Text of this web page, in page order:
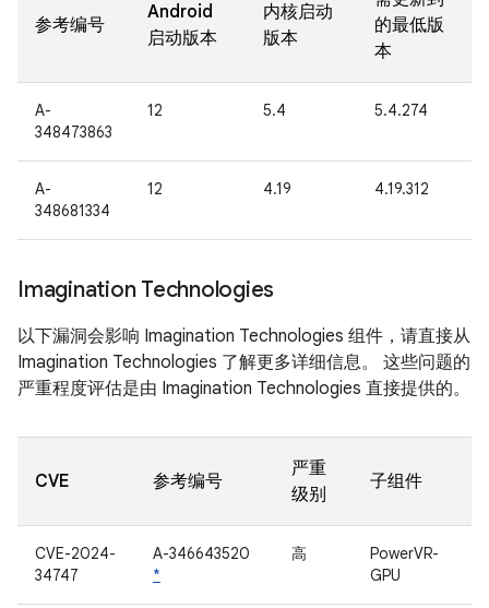
参考编号
Android
启动版本
内核启动
版本
的最低版
本
A-
348473863
12 5.4 5.4.274
A-
348681334
12 4.19 4.19.312
Imagination Technologies
以下漏洞会影响 Imagination Technologies 组件，请直接从
Imagination Technologies 了解更多详细信息。 这些问题的
严重程度评估是由 Imagination Technologies 直接提供的。
CVE 参考编号
严重
级别
子组件
CVE-2024-
34747
A-346643520
*
高
PowerVR-
GPU